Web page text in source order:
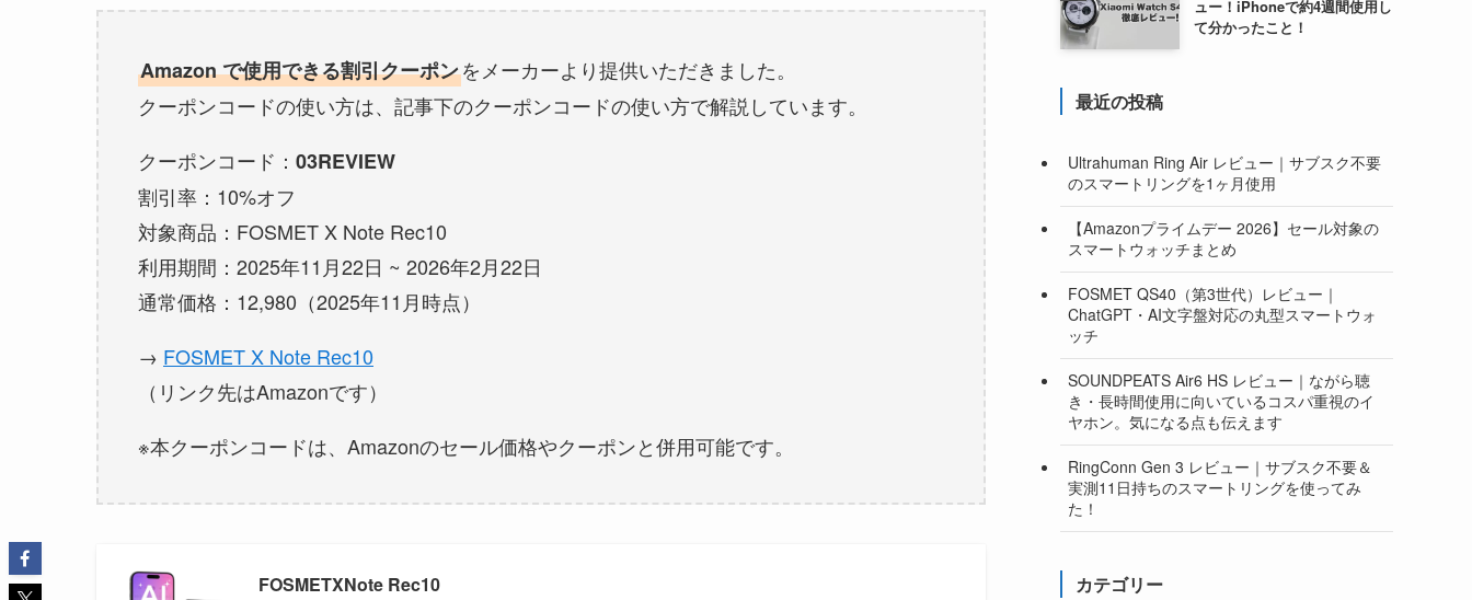
Amazon で使用できる割引クーポンをメーカーより提供いただきました。
クーポンコードの使い方は、記事下のクーポンコードの使い方で解説しています。
クーポンコード： 03REVIEW
割引率：10%オフ
対象商品：FOSMET X Note Rec10
利用期間：2025年11月22日 ~ 2026年2月22日
通常価格：12,980（2025年11月時点）
→ FOSMET X Note Rec10
（リンク先はAmazonです）
※本クーポンコードは、Amazonのセール価格やクーポンと併用可能です。
FOSMETXNote Rec10
ュー！iPhoneで約4週間使用し
て分かったこと！
最近の投稿
Ultrahuman Ring Air レビュー｜サブスク不要
のスマートリングを1ヶ月使用
【Amazonプライムデー 2026】セール対象の
スマートウォッチまとめ
FOSMET QS40（第3世代）レビュー｜
ChatGPT・AI文字盤対応の丸型スマートウォ
ッチ
SOUNDPEATS Air6 HS レビュー｜ながら聴
き・長時間使用に向いているコスパ重視のイ
ヤホン。気になる点も伝えます
RingConn Gen 3 レビュー｜サブスク不要＆
実測11日持ちのスマートリングを使ってみ
た！
カテゴリー